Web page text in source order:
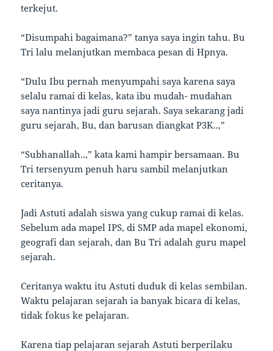
terkejut.
“Disumpahi bagaimana?” tanya saya ingin tahu. Bu
Tri lalu melanjutkan membaca pesan di Hpnya.
“Dulu Ibu pernah menyumpahi saya karena saya
selalu ramai di kelas, kata ibu mudah- mudahan
saya nantinya jadi guru sejarah. Saya sekarang jadi
guru sejarah, Bu, dan barusan diangkat P3K..,”
“Subhanallah..,” kata kami hampir bersamaan. Bu
Tri tersenyum penuh haru sambil melanjutkan
ceritanya.
Jadi Astuti adalah siswa yang cukup ramai di kelas.
Sebelum ada mapel IPS, di SMP ada mapel ekonomi,
geografi dan sejarah, dan Bu Tri adalah guru mapel
sejarah.
Ceritanya waktu itu Astuti duduk di kelas sembilan.
Waktu pelajaran sejarah ia banyak bicara di kelas,
tidak fokus ke pelajaran.
Karena tiap pelajaran sejarah Astuti berperilaku